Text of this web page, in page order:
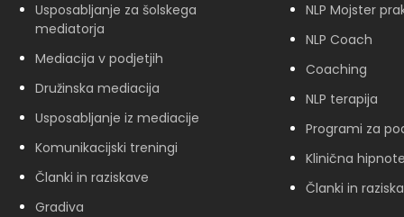
Usposabljanje za šolskega
mediatorja
Mediacija v podjetjih
Družinska mediacija
Usposabljanje iz mediacije
Komunikacijski treningi
Članki in raziskave
Gradiva
NLP Mojster
NLP Coach
Coaching
NLP terapija
Programi za
Klinična
Članki in